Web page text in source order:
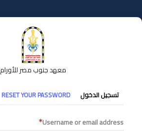
إلى
المحتوى
معهد جنوب مصر للأورام
التبويبات
الأساسية
تسجيل الدخول RESET YOUR PASSWORD
Username or email address